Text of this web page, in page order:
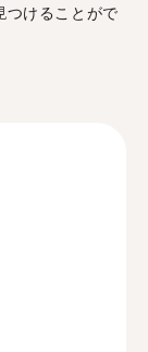
つけることがで